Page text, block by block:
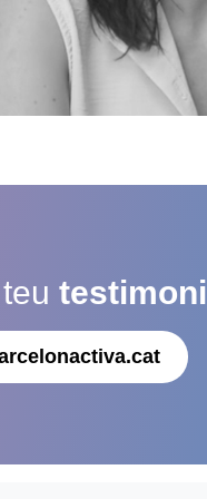
testimoni